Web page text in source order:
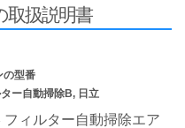
取扱説明書
の型番
ー自動掃除B, 日立
フィルター自動掃除エア